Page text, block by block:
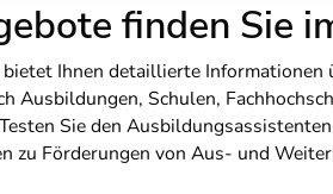
finden Sie
Ihnen detaillierte Informationen
Ausbildungen, Schulen,
Sie den
zu Förderungen von Aus- und